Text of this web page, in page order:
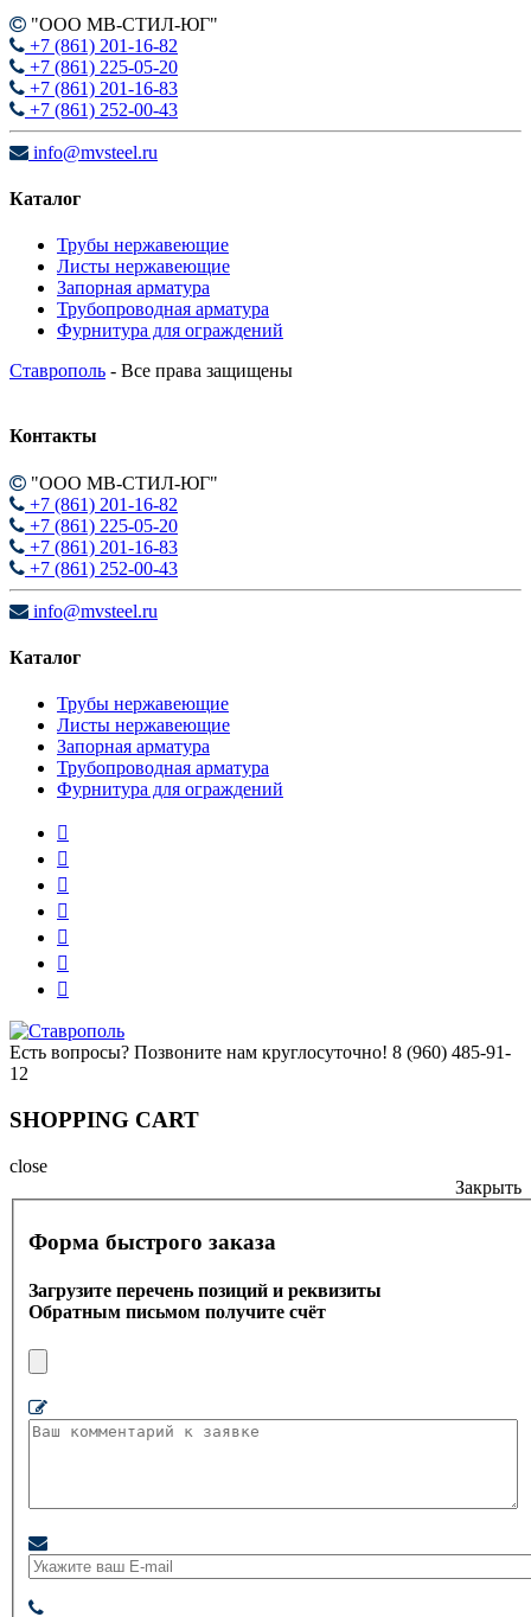
"ООО МВ-СТИЛ-ЮГ"
+7 (861) 201-16-82
+7 (861) 225-05-20
+7 (861) 201-16-83
+7 (861) 252-00-43
info@mvsteel.ru
Каталог
Трубы нержавеющие
Листы нержавеющие
Запорная арматура
Трубопроводная арматура
Фурнитура для ограждений
Ставрополь - Все права защищены
Контакты
"ООО МВ-СТИЛ-ЮГ"
+7 (861) 201-16-82
+7 (861) 225-05-20
+7 (861) 201-16-83
+7 (861) 252-00-43
info@mvsteel.ru
Каталог
Трубы нержавеющие
Листы нержавеющие
Запорная арматура
Трубопроводная арматура
Фурнитура для ограждений
Есть вопросы? Позвоните нам круглосуточно! 8 (960) 485-91-
12
SHOPPING CART
close
Закрыть
Форма быстрого заказа
Загрузите перечень позиций и реквизиты
Обратным письмом получите счёт